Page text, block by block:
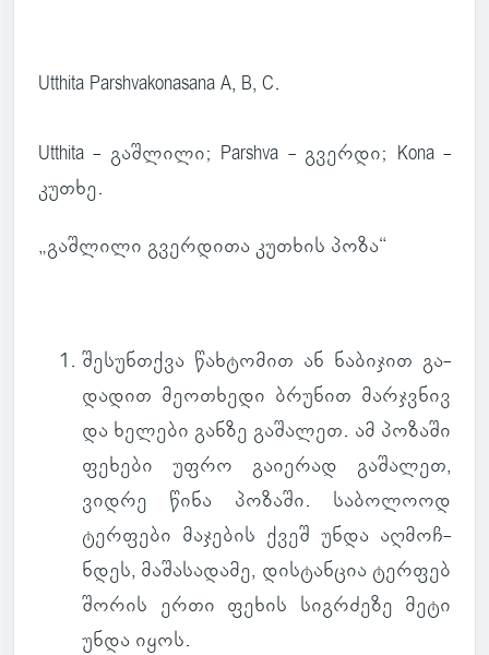
Utthita Parshvakonasana A, B, C.
Utthita - გაშ­ლილი; Parshva - გვერდი; Kona -
კუთხე.
„გაშ­ლილი გვერ­დითა კუ­თხის პოზა“
შე­სუნ­თქვა წახ­ტო­მით ან ნა­ბი­ჯით გა­
და­დით მე­ო­თხედი ბრუ­ნით მარ­ჯვნივ
და ხე­ლები განზე გა­შა­ლეთ. ამ პო­ზაში
ფე­ხები უფრო გა­ი­ე­რად გა­შა­ლეთ,
ვიდრე წინა პო­ზაში. სა­ბო­ლოოდ
ტერ­ფები მა­ჯე­ბის ქვეშ უნდა აღ­მოჩ­
ნდეს, მა­შა­სა­დამე, დის­ტან­ცია ტერ­ფებ
შორის ერთი ფეხის სიგ­რძეზე მეტი
უნდა იყოს.